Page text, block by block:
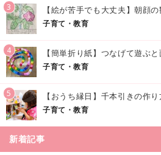
3
子育て・教育
4
子育て・教育
5
子育て・教育
新着記事